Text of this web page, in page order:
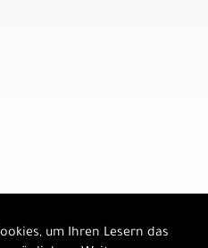
um Ihren Lesern das
Auftrag widerrufen